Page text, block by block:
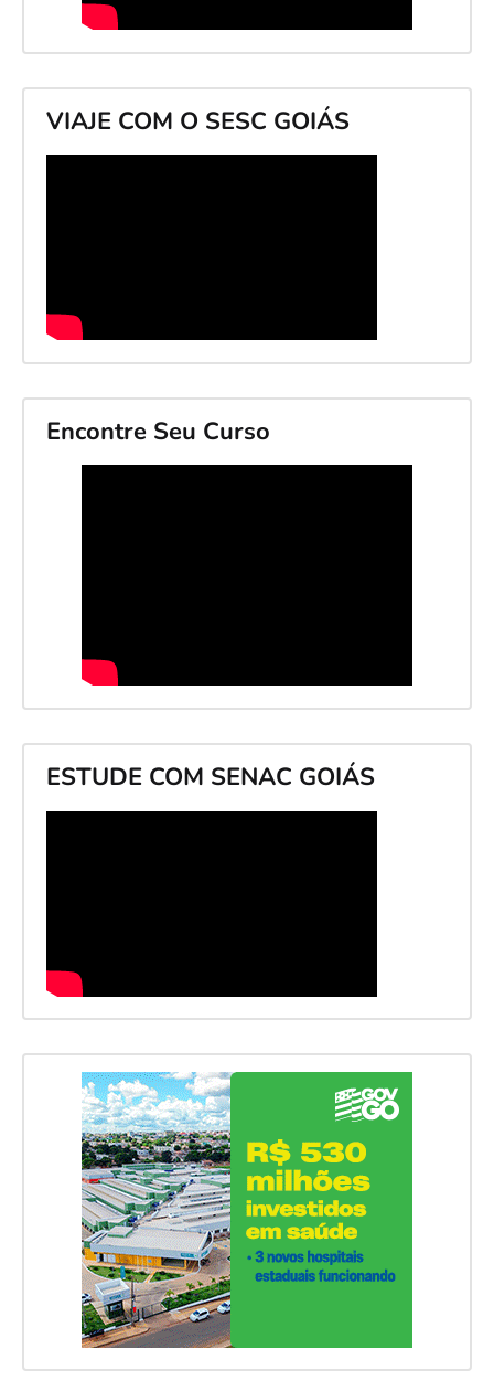
VIAJE COM O SESC GOIÁS
Encontre Seu Curso
ESTUDE COM SENAC GOIÁS